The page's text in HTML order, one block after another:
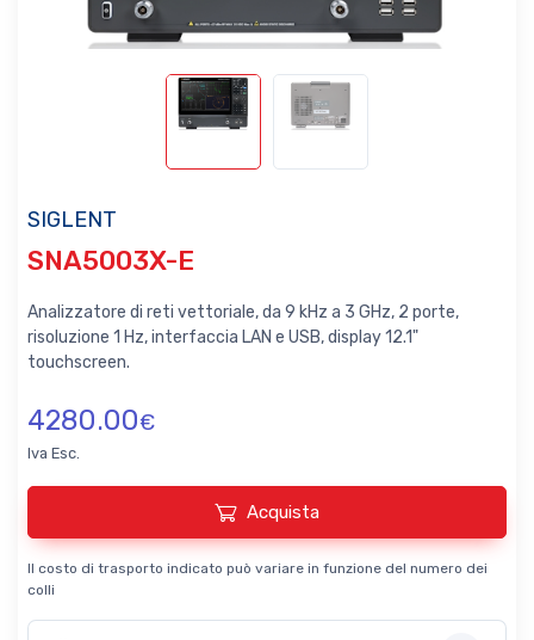
SIGLENT
SNA5003X-E
Analizzatore di reti vettoriale, da 9 kHz a 3 GHz, 2 porte,
risoluzione 1 Hz, interfaccia LAN e USB, display 12.1"
touchscreen.
4280.00€
Iva Esc.
Acquista
Il costo di trasporto indicato può variare in funzione del numero dei
colli